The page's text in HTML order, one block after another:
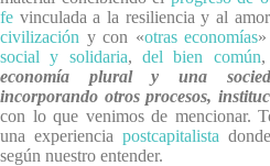
fe vinculada a la resiliencia y al
civilización y con «otras economías
social y solidaria,del bien común
economía plural y una
incorporando otros procesos,
con lo que venimos de mencionar.
una experiencia postcapitalista donde
según nuestro entender.